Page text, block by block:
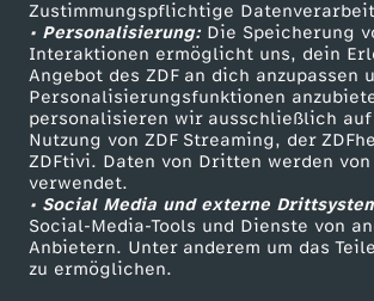
Zustimmungspflichtige
• Personalisierung:Die Speicherung
Interaktionen ermöglicht uns, dein
Angebot des ZDF an dich anzupassen
Personalisierungsfunktionen
personalisieren wir ausschließlich
Nutzung von ZDF Streaming, der
ZDFtivi. Daten von Dritten werden
verwendet.
• Social Media und externe
Social-Media-Tools und Dienste von
Anbietern. Unter anderem um das
zu ermöglichen.
Livestreams
Sendungen A-Z
TV-Programm
Hilfe
ZDF Unternehmen
Karriere